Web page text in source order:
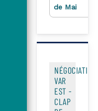
de Mai
NÉGOCIATION
VAR
EST -
CLAP